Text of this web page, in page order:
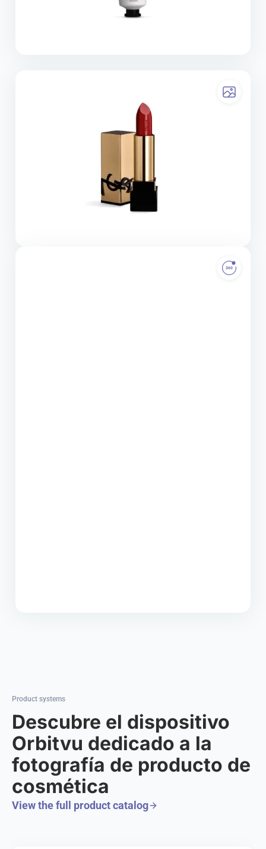
Product systems
Descubre el dispositivo
Orbitvu dedicado a la
fotografía de producto de
cosmética
View the full product catalog